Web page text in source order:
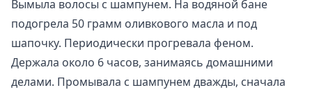
Вымыла волосы с шампунем. На водяной бане
подогрела 50 грамм оливкового масла и под
шапочку. Периодически прогревала феном.
Держала около 6 часов, занимаясь домашними
делами. Промывала с шампунем дважды, сначала